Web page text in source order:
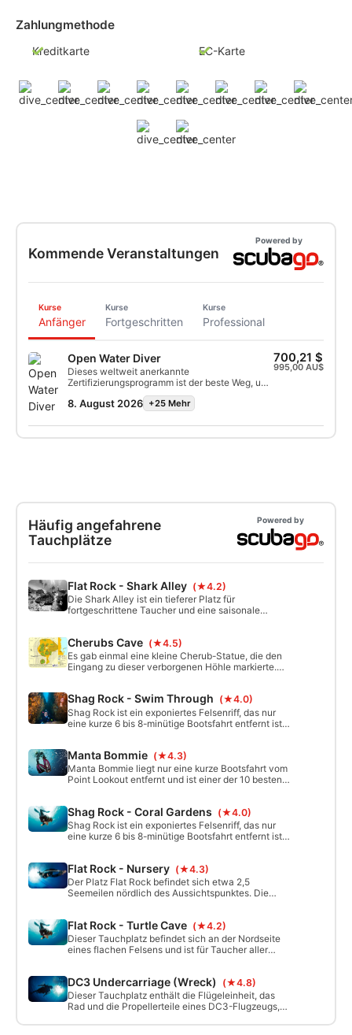
Zahlungmethode
Kreditkarte EC-Karte
Kommende Veranstaltungen
Powered by
Kurse
Anfänger
Kurse
Fortgeschritten
Kurse
Professional
Open Water Diver
Dieses weltweit anerkannte
Zertifizierungsprogramm ist der beste Weg, um
dein lebenslanges Abenteuer als zertifizierter
Scuba Diver zu beginnen. Persönliches
kombiniert, um sicherzustellen, dass du die
erforderlichen Fertigkeiten und Erfahrungen
8. August 2026 +25 Mehr
700,21 $
995,00 AU$
Häufig angefahrene
Tauchplätze
Powered by
Flat Rock - Shark Alley (★4.2)
Die Shark Alley ist ein tieferer Platz für
fortgeschrittene Taucher und eine saisonale
sie auch ein großartiger Ort, um Wale und andere
große pelagische Meereslebewesen zu sehen. Die
maximale Tiefe beträgt 28 m, wobei das Riff auf
beiden Seiten der Gasse bis auf 12 m ansteigt.
Cherubs Cave (★4.5)
Es gab einmal eine kleine Cherub-Statue, die den
Eingang zu dieser verborgenen Höhle markierte.
Unterwasserwelt bleibt noch zu entdecken.
Shag Rock - Swim Through (★4.0)
Shag Rock ist ein exponiertes Felsenriff, das nur
eine kurze 6 bis 8-minütige Bootsfahrt entfernt ist.
sich die Bedingungen anderswo verschlechtern.
Eine große Vielfalt an tropischen Fischarten!
Manta Bommie (★4.3)
Manta Bommie liegt nur eine kurze Bootsfahrt vom
Point Lookout entfernt und ist einer der 10 besten
Schnorchler aller Niveaus geeignet. Mit seinen
großen Fels-/Riffformationen, die von Sandflächen
umgeben sind, ist der Tauchplatz die Heimat einer
großen Vielfalt einzigartiger Meereslebewesen.
Shag Rock - Coral Gardens (★4.0)
Shag Rock ist ein exponiertes Felsenriff, das nur
eine kurze 6 bis 8-minütige Bootsfahrt entfernt ist.
sich die Bedingungen anderswo verschlechtern.
Flat Rock - Nursery (★4.3)
Der Platz Flat Rock befindet sich etwa 2,5
Seemeilen nördlich des Aussichtspunktes. Die
befindet.
Flat Rock - Turtle Cave (★4.2)
Dieser Tauchplatz befindet sich an der Nordseite
eines flachen Felsens und ist für Taucher aller
maximalen Tiefe von 30 m ab. Die
Schildkrötenhöhle ist ein großartiger Ort für
Strömungstauchgänge an den Rändern des Flat
Rock und um große pelagische Lebewesen zu
sehen, die die Küstenlinie frequentieren.
DC3 Undercarriage (Wreck)
(★4.8)
Dieser Tauchplatz enthält die Flügeleinheit, das
Rad und die Propellerteile eines DC3-Flugzeugs,
in den 1990er Jahren von einem Trawler